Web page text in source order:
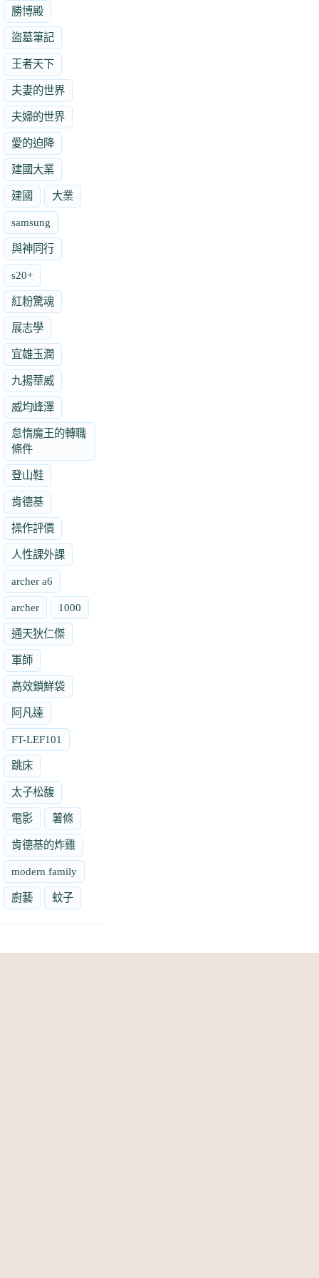
勝博殿
盜墓筆記
王者天下
夫妻的世界
夫婦的世界
愛的迫降
建國大業
建國 大業
samsung
與神同行
s20+
紅粉驚魂
展志學
宜雄玉潤
九揚華威
威均峰澤
怠惰魔王的轉職
條件
登山鞋
肯德基
操作評價
人性課外課
archer a6
archer 1000
通天狄仁傑
軍師
高效鎖鮮袋
阿凡達
FT-LEF101
跳床
太子松馥
電影 薯條
肯德基的炸雞
modern family
廚藝 蚊子